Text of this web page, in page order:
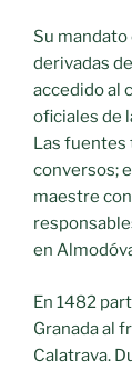
Su
derivadas
accedido al
oficiales de
Las fuentes
conversos;
maestre
en
En 1482
Granada al
Calatrava.